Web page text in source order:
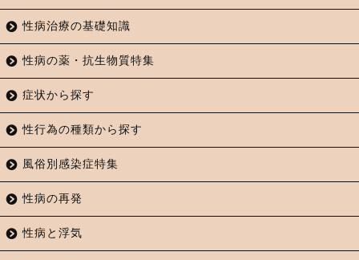
性病治療の基礎知識
性病の薬・抗生物質特集
症状から探す
性行為の種類から探す
風俗別感染症特集
性病の再発
性病と浮気